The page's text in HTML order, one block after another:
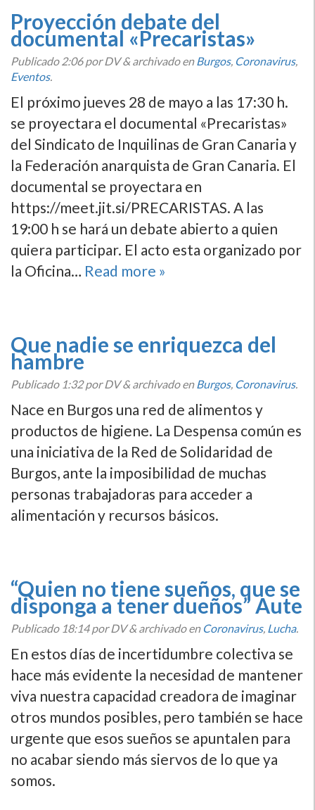
Proyección debate del
documental «Precaristas»
Publicado2:06por DV&archivado enBurgos, Coronavirus,
Eventos.
El próximo jueves 28 de mayo a las 17:30 h.
se proyectara el documental «Precaristas»
del Sindicato de Inquilinas de Gran Canaria y
la Federación anarquista de Gran Canaria. El
documental se proyectara en
https://meet.jit.si/PRECARISTAS. A las
19:00 h se hará un debate abierto a quien
quiera participar. El acto esta organizado por
la Oficina… Read more »
Que nadie se enriquezca del
hambre
Publicado 1:32por DV&archivado enBurgos, Coronavirus.
Nace en Burgos una red de alimentos y
productos de higiene. La Despensa común es
una iniciativa de la Red de Solidaridad de
Burgos, ante la imposibilidad de muchas
personas trabajadoras para acceder a
alimentación y recursos básicos.
“Quien no tiene sueños, que se
disponga a tener dueños” Aute
Publicado 18:14por DV&archivado en Coronavirus, Lucha.
En estos días de incertidumbre colectiva se
hace más evidente la necesidad de mantener
viva nuestra capacidad creadora de imaginar
otros mundos posibles, pero también se hace
urgente que esos sueños se apuntalen para
no acabar siendo más siervos de lo que ya
somos.